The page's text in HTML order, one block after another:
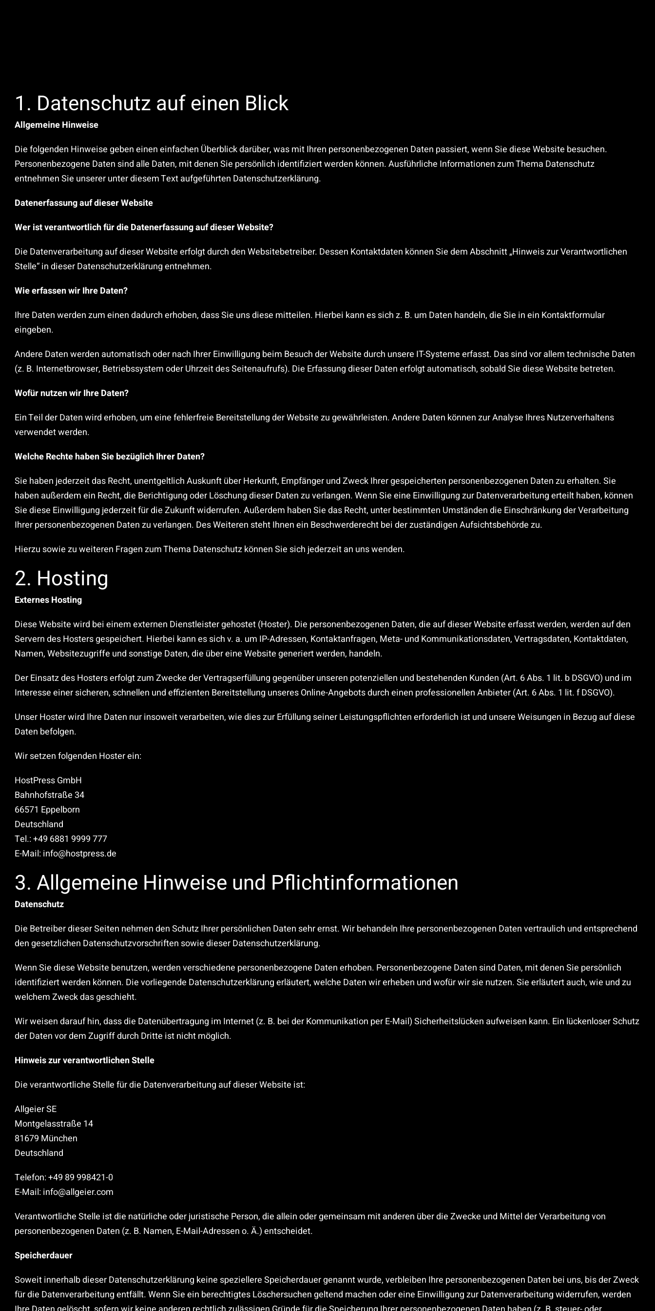
1. Datenschutz auf einen Blick
Allgemeine Hinweise
Die folgenden Hinweise geben einen einfachen Überblick darüber, was mit Ihren personenbezogenen Daten passiert, wenn Sie diese Website besuchen.
Personenbezogene Daten sind alle Daten, mit denen Sie persönlich identifiziert werden können. Ausführliche Informationen zum Thema Datenschutz
entnehmen Sie unserer unter diesem Text aufgeführten Datenschutzerklärung.
Datenerfassung auf dieser Website
Wer ist verantwortlich für die Datenerfassung auf dieser Website?
Die Datenverarbeitung auf dieser Website erfolgt durch den Websitebetreiber. Dessen Kontaktdaten können Sie dem Abschnitt „Hinweis zur Verantwortlichen
Stelle“ in dieser Datenschutzerklärung entnehmen.
Wie erfassen wir Ihre Daten?
Ihre Daten werden zum einen dadurch erhoben, dass Sie uns diese mitteilen. Hierbei kann es sich z. B. um Daten handeln, die Sie in ein Kontaktformular
eingeben.
Andere Daten werden automatisch oder nach Ihrer Einwilligung beim Besuch der Website durch unsere IT-Systeme erfasst. Das sind vor allem technische Daten
(z. B. Internetbrowser, Betriebssystem oder Uhrzeit des Seitenaufrufs). Die Erfassung dieser Daten erfolgt automatisch, sobald Sie diese Website betreten.
Wofür nutzen wir Ihre Daten?
Ein Teil der Daten wird erhoben, um eine fehlerfreie Bereitstellung der Website zu gewährleisten. Andere Daten können zur Analyse Ihres Nutzerverhaltens
verwendet werden.
Welche Rechte haben Sie bezüglich Ihrer Daten?
Sie haben jederzeit das Recht, unentgeltlich Auskunft über Herkunft, Empfänger und Zweck Ihrer gespeicherten personenbezogenen Daten zu erhalten. Sie
haben außerdem ein Recht, die Berichtigung oder Löschung dieser Daten zu verlangen. Wenn Sie eine Einwilligung zur Datenverarbeitung erteilt haben, können
Sie diese Einwilligung jederzeit für die Zukunft widerrufen. Außerdem haben Sie das Recht, unter bestimmten Umständen die Einschränkung der Verarbeitung
Ihrer personenbezogenen Daten zu verlangen. Des Weiteren steht Ihnen ein Beschwerderecht bei der zuständigen Aufsichtsbehörde zu.
Hierzu sowie zu weiteren Fragen zum Thema Datenschutz können Sie sich jederzeit an uns wenden.
2. Hosting
Externes Hosting
Diese Website wird bei einem externen Dienstleister gehostet (Hoster). Die personenbezogenen Daten, die auf dieser Website erfasst werden, werden auf den
Servern des Hosters gespeichert. Hierbei kann es sich v. a. um IP-Adressen, Kontaktanfragen, Meta- und Kommunikationsdaten, Vertragsdaten, Kontaktdaten,
Namen, Websitezugriffe und sonstige Daten, die über eine Website generiert werden, handeln.
Der Einsatz des Hosters erfolgt zum Zwecke der Vertragserfüllung gegenüber unseren potenziellen und bestehenden Kunden (Art. 6 Abs. 1 lit. b DSGVO) und im
Interesse einer sicheren, schnellen und effizienten Bereitstellung unseres Online-Angebots durch einen professionellen Anbieter (Art. 6 Abs. 1 lit. f DSGVO).
Unser Hoster wird Ihre Daten nur insoweit verarbeiten, wie dies zur Erfüllung seiner Leistungspflichten erforderlich ist und unsere Weisungen in Bezug auf diese
Daten befolgen.
Wir setzen folgenden Hoster ein:
HostPress GmbH
Bahnhofstraße 34
66571 Eppelborn
Deutschland
Tel.: +49 6881 9999 777
E-Mail: info@hostpress.de
3. Allgemeine Hinweise und Pflichtinformationen
Datenschutz
Die Betreiber dieser Seiten nehmen den Schutz Ihrer persönlichen Daten sehr ernst. Wir behandeln Ihre personenbezogenen Daten vertraulich und entsprechend
den gesetzlichen Datenschutzvorschriften sowie dieser Datenschutzerklärung.
Wenn Sie diese Website benutzen, werden verschiedene personenbezogene Daten erhoben. Personenbezogene Daten sind Daten, mit denen Sie persönlich
identifiziert werden können. Die vorliegende Datenschutzerklärung erläutert, welche Daten wir erheben und wofür wir sie nutzen. Sie erläutert auch, wie und zu
welchem Zweck das geschieht.
Wir weisen darauf hin, dass die Datenübertragung im Internet (z. B. bei der Kommunikation per E-Mail) Sicherheitslücken aufweisen kann. Ein lückenloser Schutz
der Daten vor dem Zugriff durch Dritte ist nicht möglich.
Hinweis zur verantwortlichen Stelle
Die verantwortliche Stelle für die Datenverarbeitung auf dieser Website ist:
Allgeier SE
Montgelasstraße 14
81679 München
Deutschland
Telefon: +49 89 998421-0
E-Mail: info@allgeier.com
Verantwortliche Stelle ist die natürliche oder juristische Person, die allein oder gemeinsam mit anderen über die Zwecke und Mittel der Verarbeitung von
personenbezogenen Daten (z. B. Namen, E-Mail-Adressen o. Ä.) entscheidet.
Speicherdauer
Soweit innerhalb dieser Datenschutzerklärung keine speziellere Speicherdauer genannt wurde, verbleiben Ihre personenbezogenen Daten bei uns, bis der Zweck
für die Datenverarbeitung entfällt. Wenn Sie ein berechtigtes Löschersuchen geltend machen oder eine Einwilligung zur Datenverarbeitung widerrufen, werden